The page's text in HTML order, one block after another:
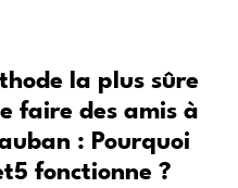
la plus sûre
faire des amis à
: Pourquoi
fonctionne ?